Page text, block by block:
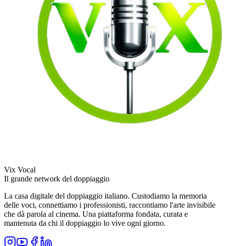
Vix Vocal
Il grande network del doppiaggio
La casa digitale del doppiaggio italiano. Custodiamo la memoria
delle voci, connettiamo i professionisti, raccontiamo l'arte invisibile
che dà parola al cinema. Una piattaforma fondata, curata e
mantenuta da chi il doppiaggio lo vive ogni giorno.